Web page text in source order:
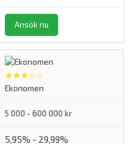
Ansök nu
★★★☆☆
Ekonomen
5 000 - 600 000 kr
5,95% - 29,99%